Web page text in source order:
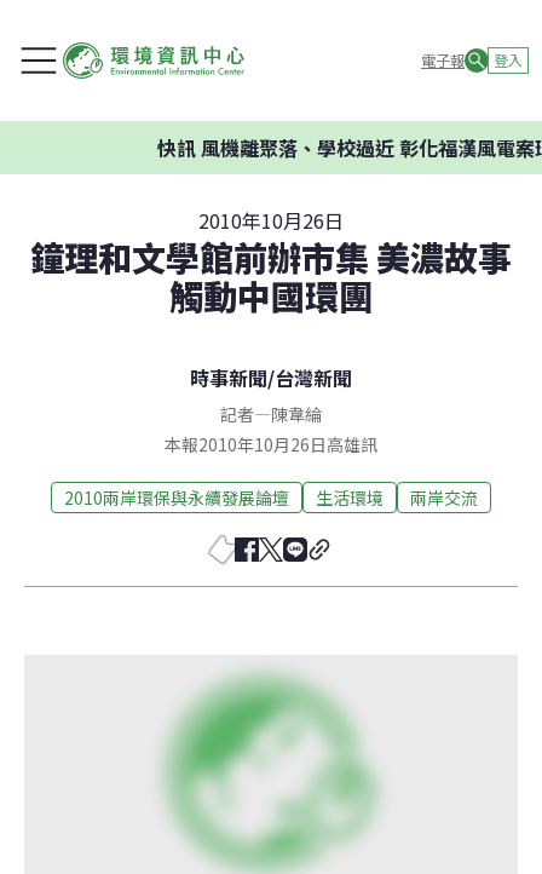
電子報 登入
風機離聚落、學校過近 彰化福漢風電案環委
2010年10月26日
鐘理和文學館前辦市集 美濃故事
觸動中國環團
時事新聞/台灣新聞
記者—陳韋綸
本報2010年10月26日高雄訊
2010兩岸環保與永續發展論壇 生活環境 兩岸交流